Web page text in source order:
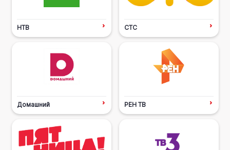
НТВ СТС
Домашний РЕН ТВ